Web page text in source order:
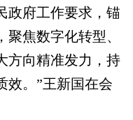
政府工作要求，锚
焦数字化转型、
方向精准发力，持
效。”王新国在会